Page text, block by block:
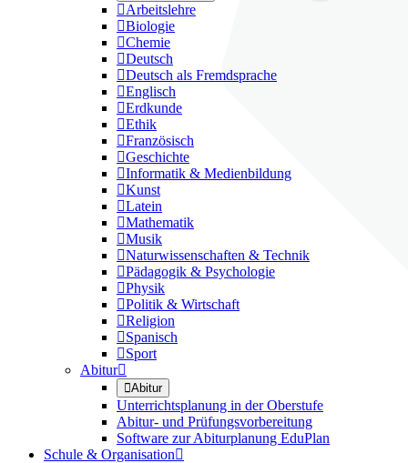
Arbeitslehre
Biologie
Chemie
Deutsch
Deutsch als Fremdsprache
Englisch
Erdkunde
Ethik
Französisch
Geschichte
Informatik & Medienbildung
Kunst
Latein
Mathematik
Musik
Naturwissenschaften & Technik
Pädagogik & Psychologie
Physik
Politik & Wirtschaft
Religion
Spanisch
Sport
Abitur
Abitur
Unterrichtsplanung in der Oberstufe
Abitur- und Prüfungsvorbereitung
Software zur Abiturplanung EduPlan
Schule & Organisation